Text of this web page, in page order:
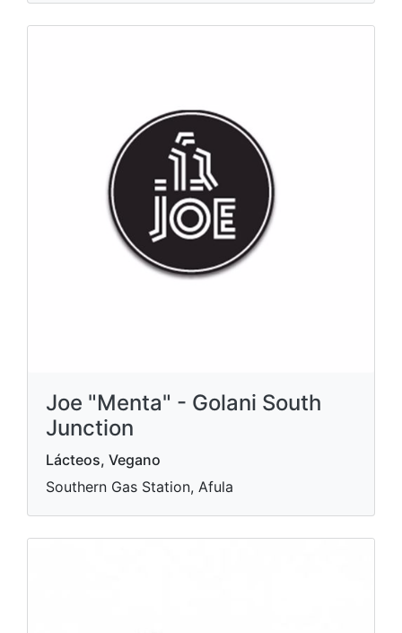
Joe "Menta" - Golani South
Junction
Lácteos, Vegano
Southern Gas Station, Afula